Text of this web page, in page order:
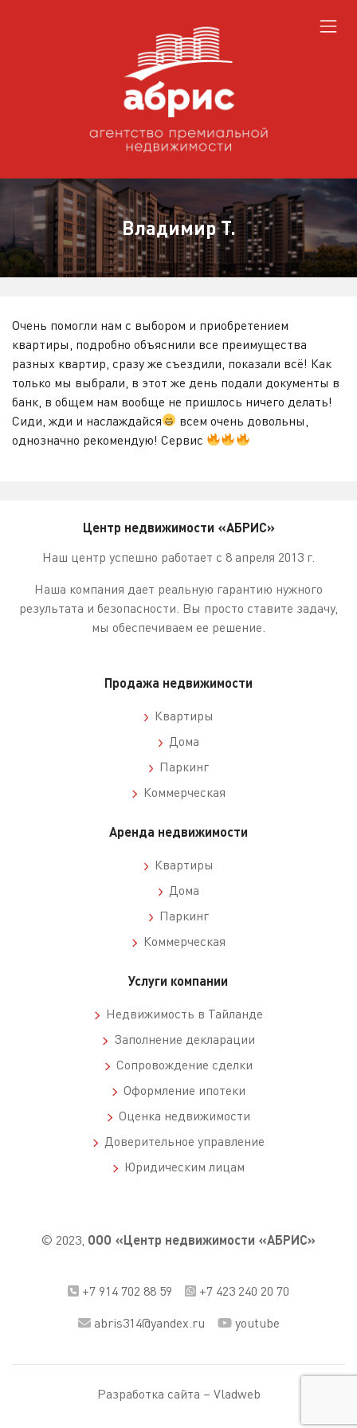
Владимир Т.
Очень помогли нам с выбором и приобретением
квартиры, подробно объяснили все преимущества
разных квартир, сразу же съездили, показали всё! Как
только мы выбрали, в этот же день подали документы в
банк, в общем нам вообще не пришлось ничего делать!
Сиди, жди и наслаждайся
всем очень довольны,
однозначно рекомендую! Сервис
Центр недвижимости «АБРИС»
Наш центр успешно работает с 8 апреля 2013 г.
Наша компания дает реальную гарантию нужного
результата и безопасности. Вы просто ставите задачу,
мы обеспечиваем ее решение.
Продажа недвижимости
Квартиры
Дома
Паркинг
Коммерческая
Аренда недвижимости
Квартиры
Дома
Паркинг
Коммерческая
Услуги компании
Недвижимость в Тайланде
Заполнение декларации
Сопровождение сделки
Оформление ипотеки
Оценка недвижимости
Доверительное управление
Юридическим лицам
© 2023, ООО «Центр недвижимости «АБРИС»
+7 914 702 88 59
+7 423 240 20 70
abris314@yandex.ru
youtube
Разработка сайта – Vladweb